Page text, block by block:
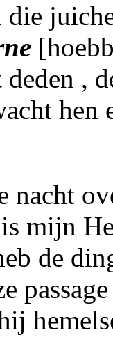
die
deden ,
nacht
mijn
de